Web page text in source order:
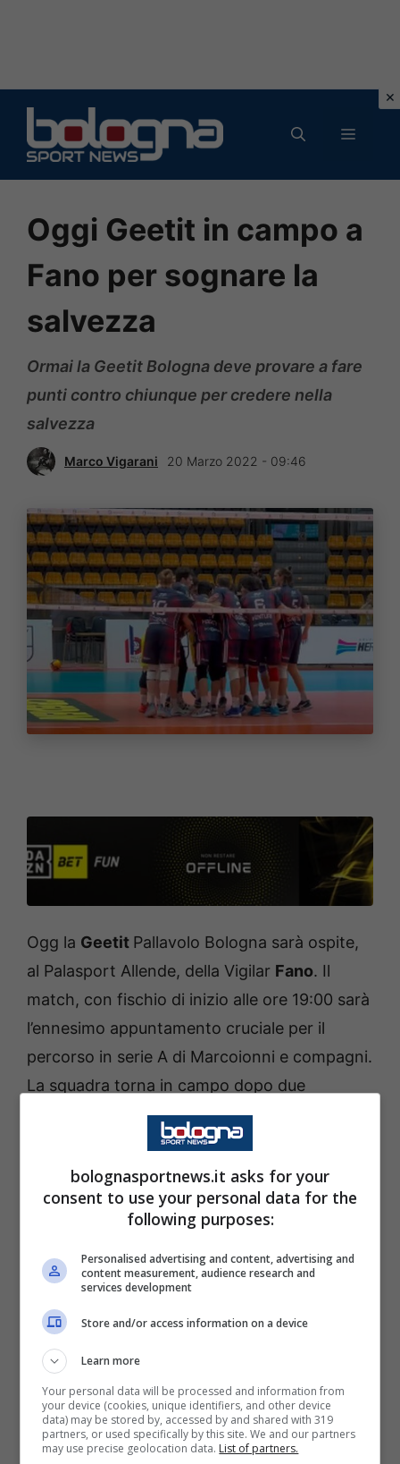
contenuto
MENU
Oggi Geetit in campo a
Fano per sognare la
salvezza
Ormai la Geetit Bologna deve provare a fare
punti contro chiunque per credere nella
salvezza
Marco Vigarani 20 Marzo 2022 - 09:46
Ogg la Geetit Pallavolo Bologna sarà ospite,
al Palasport Allende, della Vigilar Fano. Il
match, con fischio di inizio alle ore 19:00 sarà
l’ennesimo appuntamento cruciale per il
percorso in serie A di Marcoionni e compagni.
La squadra torna in campo dopo due
settimane di stop forzato a causa dei diversi
positivi all’interno del gruppo squadra e
ancora priva di alcuni elementi del sestetto
titolare (pur non avendo comunicato i
nominativi degli atleti positivi).
Una situazione difficile per la Geetit che due
settimane fa è stata sconfitta da Garlasco e
ora non può davvero più commettere passi
falsi se vuole davvero sperare di salvarsi.
Bologna è penultima con 15 punti, staccata di
cinque lunghezze da Savigliano e di sette da
Torino contro cui deve recuperare una gara.
bolognasportnews.it asks for your
consent to use your personal data for the
following purposes:
Personalised advertising and content, advertising and
content measurement, audience research and
services development
Store and/or access information on a device
Learn more
Your personal data will be processed and information from
your device (cookies, unique identifiers, and other device
data) may be stored by, accessed by and shared with 319
partners, or used specifically by this site. We and our partners
may use precise geolocation data. List of partners.